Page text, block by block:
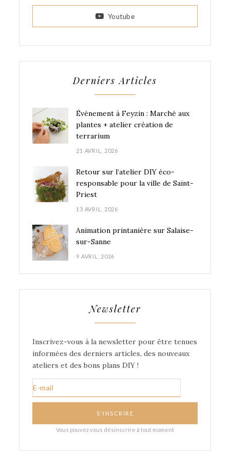
Youtube
Derniers Articles
Événement à Feyzin : Marché aux
plantes + atelier création de
terrarium
21 AVRIL, 2026
Retour sur l’atelier DIY éco-
responsable pour la ville de Saint-
Priest
13 AVRIL, 2026
Animation printanière sur Salaise-
sur-Sanne
9 AVRIL, 2026
Newsletter